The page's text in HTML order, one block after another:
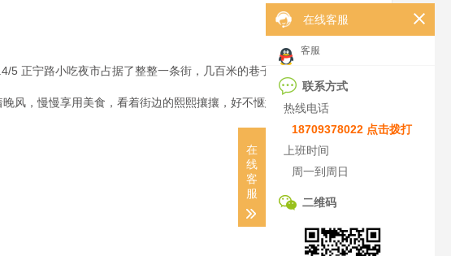
正宁路小吃夜市占据了整整一条街，几百米的巷子总是热热闹闹，人
风，慢慢享用美食，看着街边的熙熙攘攘，好不惬意，繁荣的兰州夜市
在线客服
客服
联系方式
热线电话
18709378022 点击拨打
上班时间
周一到周日
二维码
在
线
客
服